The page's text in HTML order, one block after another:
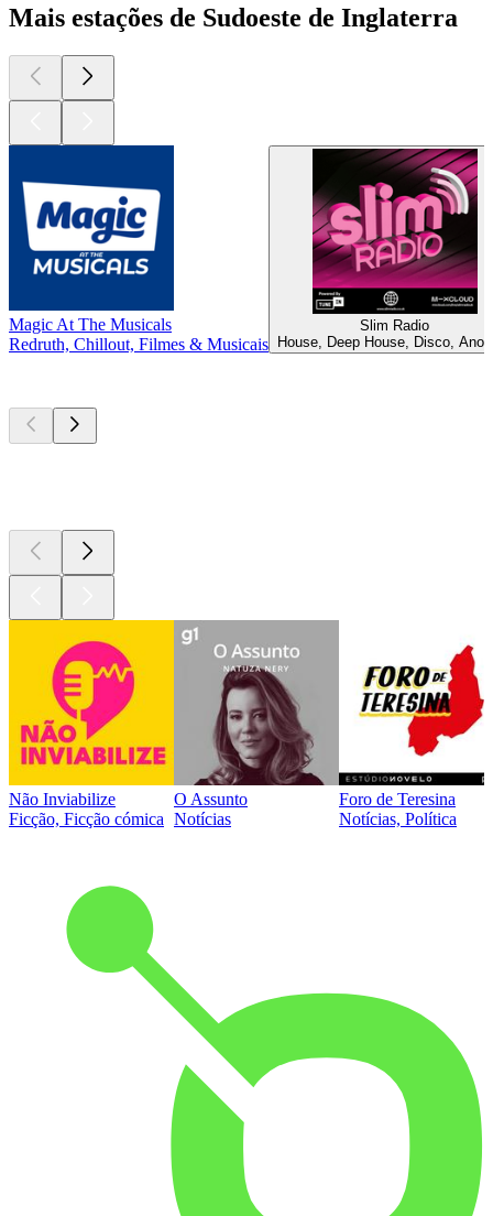
Mais estações de Sudoeste de Inglaterra
Magic At The Musicals
Redruth, Chillout, Filmes & Musicais
Slim Radio
House, Deep House, Disco,
Não Inviabilize
Ficção, Ficção cómica
O Assunto
Notícias
Foro de Teresina
Notícias, Política